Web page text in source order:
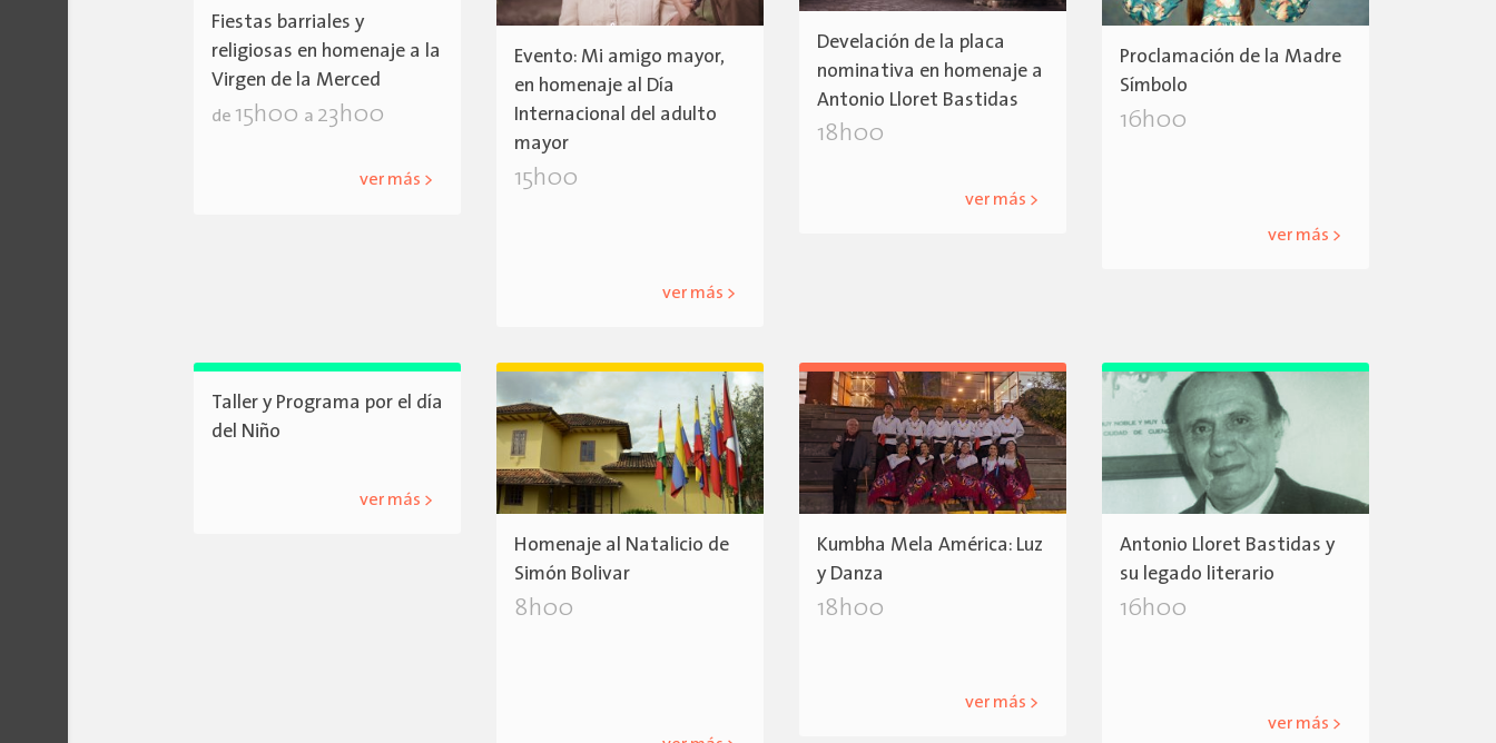
Fiestas barriales y
religiosas en homenaje a la
Virgen de la Merced
de 15h00 a 23h00
ver más >
Evento: Mi amigo mayor,
en homenaje al Día
Internacional del adulto
mayor
15h00
ver más >
Develación de la placa
nominativa en homenaje a
Antonio Lloret Bastidas
18h00
ver más >
Proclamación de la Madre
Símbolo
16h00
ver más >
Taller y Programa por el día
del Niño
ver más >
Homenaje al Natalicio de
Simón Bolivar
8h00
Kumbha Mela América: Luz
y Danza
18h00
ver más >
Antonio Lloret Bastidas y
su legado literario
16h00
ver más >